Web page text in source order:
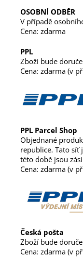
OSOBNÍ ODBĚR
V případě
Cena: zdarma
PPL
Zboží bude
Cena: zdarma (v
PPL Parcel Shop
Objednané
republice. Tato síť
této době jsou
Cena: zdarma (v
Česká pošta
Zboží bude
Cena: zdarma (v